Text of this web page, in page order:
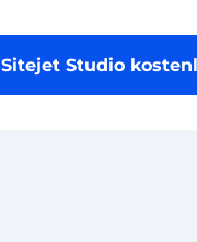
Sitejet Studio